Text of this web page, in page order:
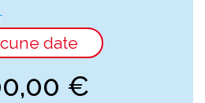
date
€